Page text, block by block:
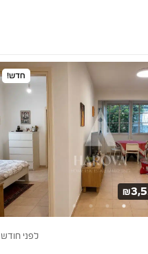
חדש!
לפני חודש 1